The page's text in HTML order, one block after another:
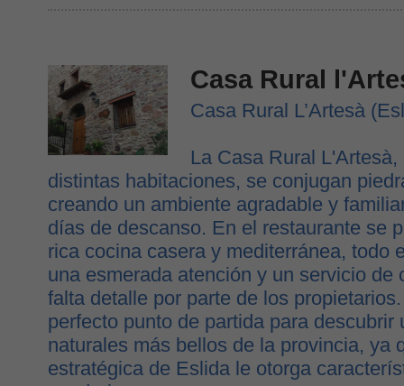
Casa Rural
Casa Rural L’Artesà
La Casa Rural
distintas habitaciones, se conjugan
creando un ambiente agradable y
días de descanso. En el restaurante se
rica cocina casera y mediterránea, todo
una esmerada atención y un servicio de
falta detalle por parte de los
perfecto punto de partida para descubrir
naturales más bellos de la provincia, ya
estratégica de Eslida le otorga